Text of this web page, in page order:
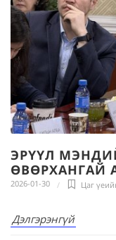
ЭРҮҮЛ
ӨВӨРХАНГАЙ
2026-01-30 Цаг
Дэлгэрэнгүй